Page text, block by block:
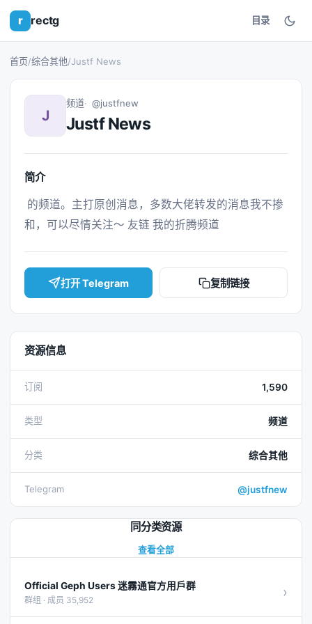
r rectg 目录
首页/综合其他/Justf News
J
频道 @justfnew
Justf News
简介
和，可以尽情关注～ 友链 我的折腾频道
打开 Telegram 复制链接
资源信息
订阅 1,590
类型 频道
分类 综合其他
Telegram @justfnew
同分类资源
查看全部
Official Geph Users 迷霧通官方用戶群
群组 · 成员 35,952 ›